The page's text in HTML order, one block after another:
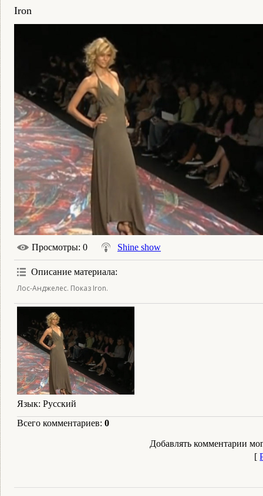
Iron
Просмотры: 0 Shine show
Описание материала:
Лос-Анджелес. Показ Iron.
Язык: Русский
Всего комментариев: 0
Добавлять комментарии
[